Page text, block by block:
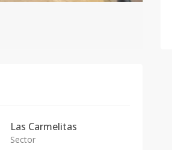
Las Carmelitas
Sector